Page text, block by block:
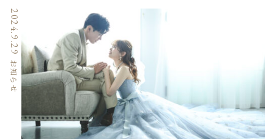
2024.9.29
お知らせ